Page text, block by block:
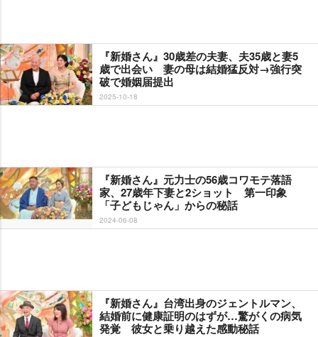
『新婚さん』30歳差の夫妻、夫35歳と妻5
歳で出会い 妻の母は結婚猛反対→強行突
破で婚姻届提出
2025-10-18
『新婚さん』元力士の56歳コワモテ落語
家、27歳年下妻と2ショット 第一印象
「子どもじゃん」からの秘話
2024-06-08
『新婚さん』台湾出身のジェントルマン、
結婚前に健康証明のはずが…驚がくの病気
発覚 彼女と乗り越えた感動秘話